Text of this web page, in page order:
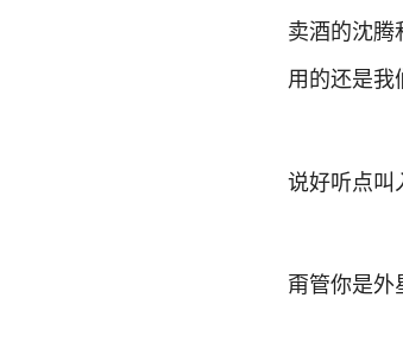
卖酒的沈腾
用的还是我
说好听点叫
甭管你是外